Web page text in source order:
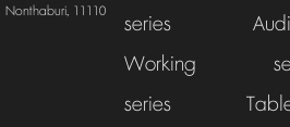
Nonthaburi, 11110
series
Working
series